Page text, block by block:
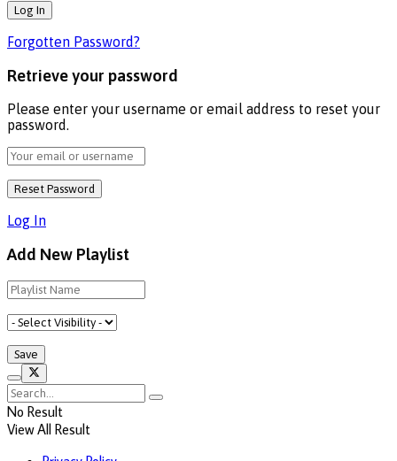
Forgotten Password?
Retrieve your password
Please enter your username or email address to reset your
password.
Log In
Add New Playlist
No Result
View All Result